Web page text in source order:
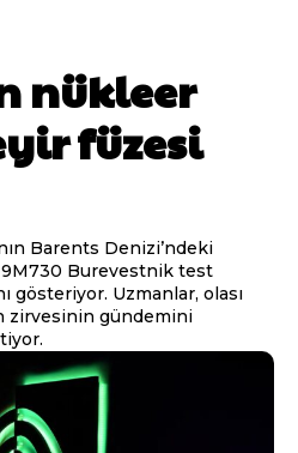
nükleer
füzesi
Barents Denizi’ndeki
Burevestnik test
gösteriyor. Uzmanlar, olası
zirvesinin gündemini